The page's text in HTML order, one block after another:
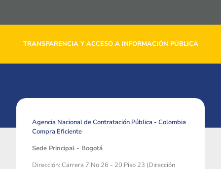
TRANSPARENCIA Y ACCESO A INFORMACIÓN PÚBLICA
Agencia Nacional de Contratación Pública - Colombia
Compra Eficiente
Sede Principal - Bogotá
Dirección: Carrera 7 No 26 - 20 Piso 23 (Dirección